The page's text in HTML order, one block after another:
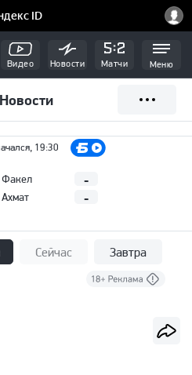
Видео Новости Матчи Меню
19:30
Факел
Ахмат
-
-
Сейчас Завтра